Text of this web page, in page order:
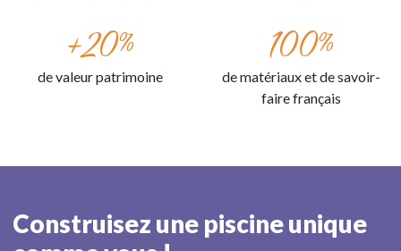
+20%
de valeur patrimoine
100%
de matériaux et de savoir-
faire français
Construisez une piscine unique